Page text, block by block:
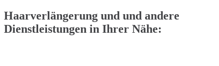
Haarverlängerung und und andere
Dienstleistungen in Ihrer Nähe: